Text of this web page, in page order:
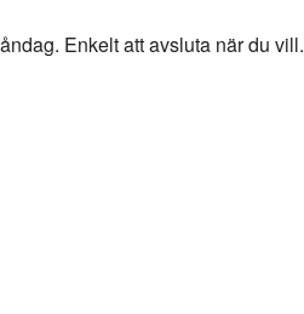
Enkelt att avsluta när du vill.